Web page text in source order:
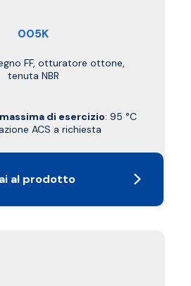
005K
FF, otturatore ottone,
tenuta NBR
di esercizio: 95 °C
ACS a richiesta
al prodotto